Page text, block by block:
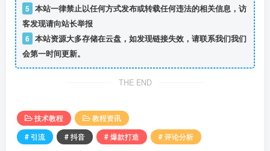
5 本站一律禁止以任何方式发布或转载任何违法的相关信息，访
客发现请向站长举报
6 本站资源大多存储在云盘，如发现链接失效，请联系我们我们
会第一时间更新。
THE END
技术教程
教程资讯
# 引流
# 抖音 # 爆款打造 # 评论分析